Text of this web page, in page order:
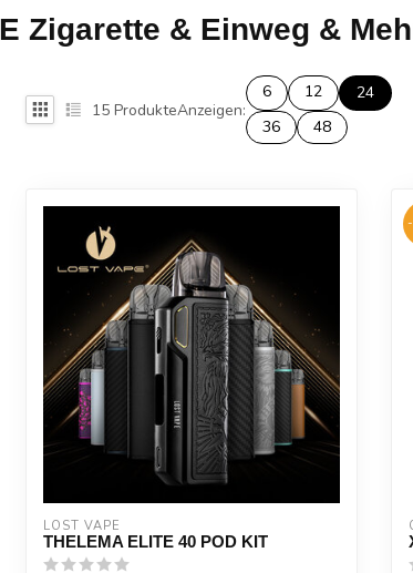
Zigarette & Einweg &
15 ProdukteAnzeigen:
6 12
24
36
48
LOST VAPE
THELEMA ELITE 40 POD KIT